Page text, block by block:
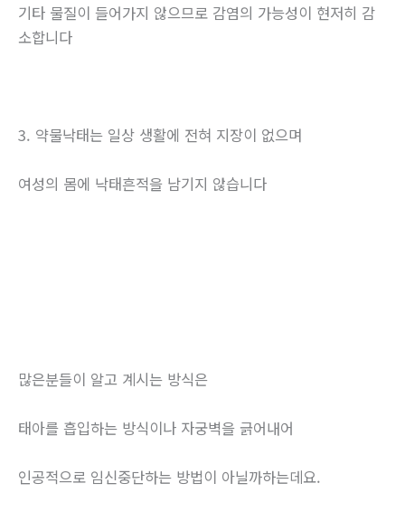
기타 물질이 들어가지 않으므로 감염의 가능성이 현저히 감
소합니다
3. 약물낙태는 일상 생활에 전혀 지장이 없으며
여성의 몸에 낙태흔적을 남기지 않습니다
많은분들이 알고 계시는 방식은
태아를 흡입하는 방식이나 자궁벽을 긁어내어
인공적으로 임신중단하는 방법이 아닐까하는데요.